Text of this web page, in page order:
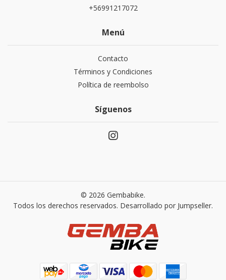
+56991217072
Menú
Contacto
Términos y Condiciones
Política de reembolso
Síguenos
© 2026 Gembabike.
Todos los derechos reservados. Desarrollado por Jumpseller.